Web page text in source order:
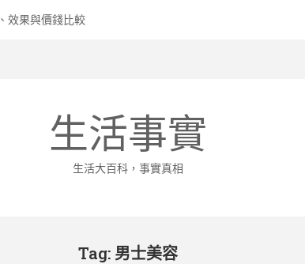
效果與價錢比較
生活事實
生活大百科，事實真相
Tag: 男士美容